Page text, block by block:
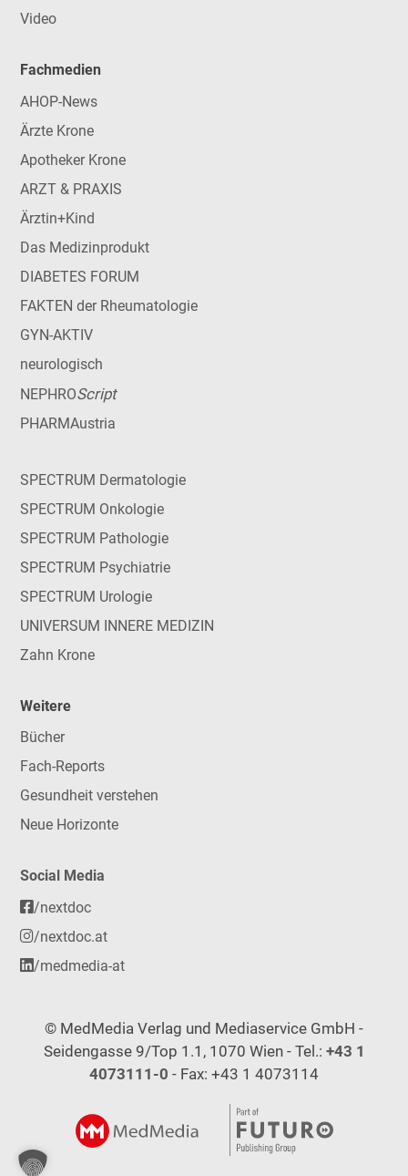
Video
Fachmedien
AHOP-News
Ärzte Krone
Apotheker Krone
ARZT & PRAXIS
Ärztin+Kind
Das Medizinprodukt
DIABETES FORUM
FAKTEN der Rheumatologie
GYN-AKTIV
neurologisch
NEPHROScript
PHARMAustria
SPECTRUM Dermatologie
SPECTRUM Onkologie
SPECTRUM Pathologie
SPECTRUM Psychiatrie
SPECTRUM Urologie
UNIVERSUM INNERE MEDIZIN
Zahn Krone
Weitere
Bücher
Fach-Reports
Gesundheit verstehen
Neue Horizonte
Social Media
/nextdoc
/nextdoc.at
/medmedia-at
© MedMedia Verlag und Mediaservice GmbH -
Seidengasse 9/Top 1.1, 1070 Wien - Tel.: +43 1
4073111-0 - Fax: +43 1 4073114